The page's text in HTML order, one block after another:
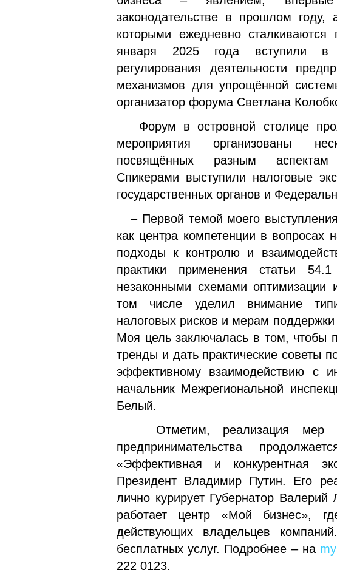
законодательстве в прошлом
которыми ежедневно
января 2025 года вступили в
регулирования деятельности
механизмов для упрощённой
организатор форума Светлана
Форум в островной столице
мероприятия организованы
посвящённых разным аспектам
Спикерами выступили налоговые
государственных органов и
– Первой темой моего
как центра компетенции в вопросах
подходы к контролю и
практики применения статьи
незаконными схемами оптимизации
том числе уделил внимание
налоговых рисков и мерам
Моя цель заключалась в том, чтобы
тренды и дать практические советы
эффективному взаимодействию с
начальник Межрегиональной
Белый.
Отметим, реализация мер
предпринимательства
«Эффективная и конкурентная
Президент Владимир Путин. Его
лично курирует Губернатор
работает центр «Мой бизнес»,
действующих владельцев
бесплатных услуг. Подробнее – на
222 0123.